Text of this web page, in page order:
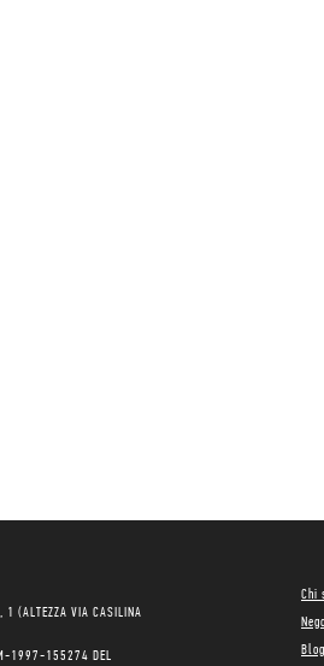
(ALTEZZA VIA CASILINA
1997-155274 DEL
Chi